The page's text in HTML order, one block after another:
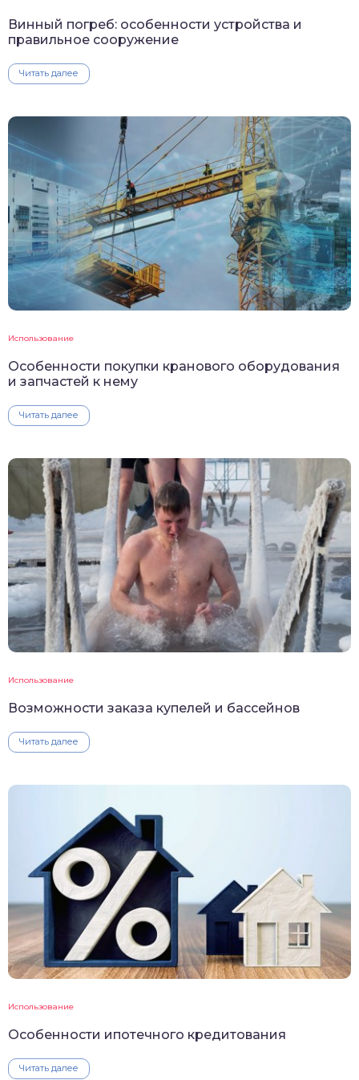
Винный погреб: особенности устройства и
правильное сооружение
Читать далее
Использование
Особенности покупки кранового оборудования
и запчастей к нему
Читать далее
Использование
Возможности заказа купелей и бассейнов
Читать далее
Использование
Особенности ипотечного кредитования
Читать далее